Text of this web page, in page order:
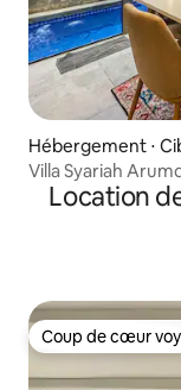
Hébergement ⋅
Villa Syariah
Location
Coup de cœur
Coup de cœur